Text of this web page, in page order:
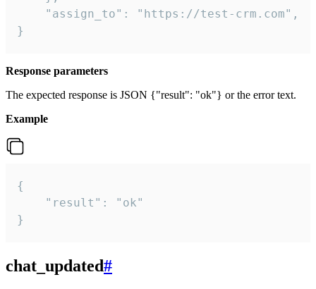
    "assign_to": "https://test-crm.com",
}
Response parameters
The expected response is JSON {"result": "ok"} or the error text.
Example
{
    "result": "ok"
}
chat_updated#